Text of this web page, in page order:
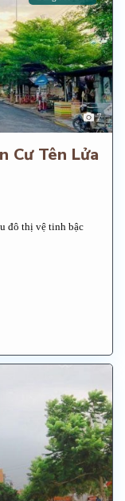
7
Cư Tên Lửa
đô thị vệ tinh bậc